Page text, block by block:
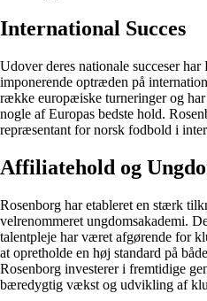
International Succes
Udover deres nationale succeser har
imponerende optræden på
række europæiske turneringer og
nogle af Europas bedste hold.
repræsentant for norsk fodbold i
Affiliatehold og
Rosenborg har etableret en stærk
velrenommeret ungdomsakademi.
talentpleje har været afgørende for
at opretholde en høj standard på
Rosenborg investerer i fremtidige
bæredygtig vækst og udvikling af